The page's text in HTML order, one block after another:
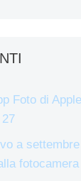
Foto di
27
a
fotocamera